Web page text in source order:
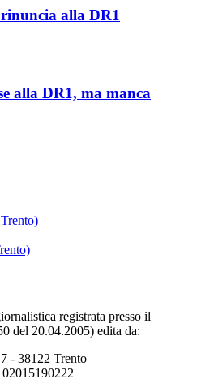
alla DR1
alla DR1, ma manca
registrata presso il
del 20.04.2005) edita da:
- 38122 Trento